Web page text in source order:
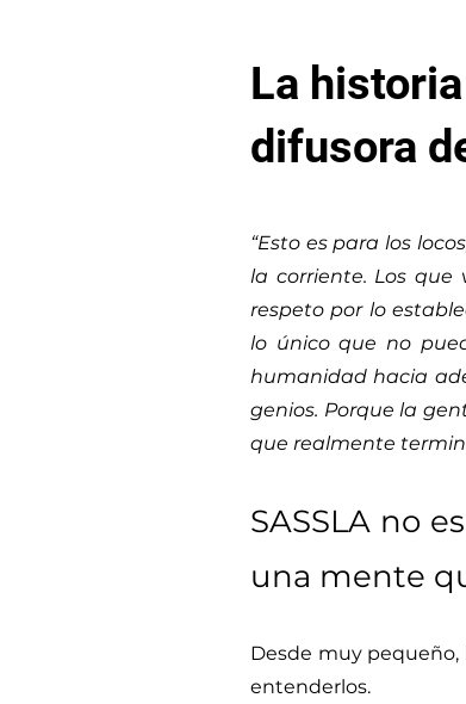
La
difusora
“Esto es para los
la corriente. Los que
respeto por lo
lo único que no
humanidad hacia
genios. Porque la
que realmente
SASSLA no
una mente
Desde muy pequeño,
entenderlos.